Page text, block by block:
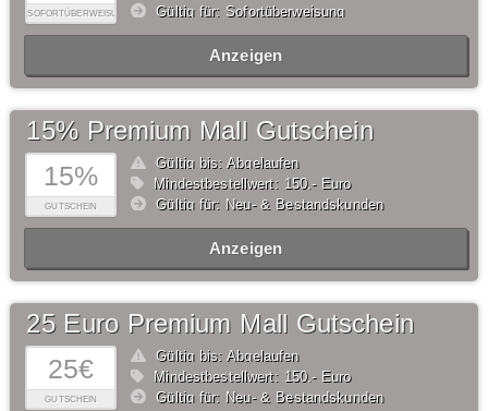
SOFORTÜBERWEISUNG
Gültig für: Sofortüberweisung
Anzeigen
15%
GUTSCHEIN
15% Premium Mall Gutschein
Gültig bis: Abgelaufen
Mindestbestellwert: 150,- Euro
Gültig für: Neu- & Bestandskunden
Anzeigen
25€
GUTSCHEIN
25 Euro Premium Mall Gutschein
Gültig bis: Abgelaufen
Mindestbestellwert: 150,- Euro
Gültig für: Neu- & Bestandskunden